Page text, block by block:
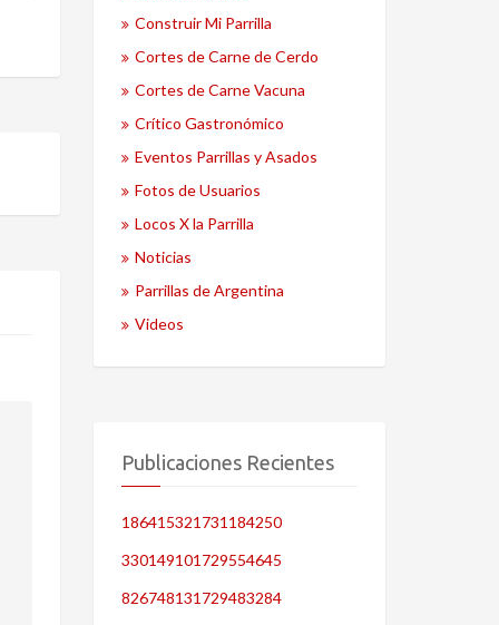
Construir Mi Parrilla
Cortes de Carne de Cerdo
Cortes de Carne Vacuna
Crítico Gastronómico
Eventos Parrillas y Asados
Fotos de Usuarios
Locos X la Parrilla
Noticias
Parrillas de Argentina
Videos
Publicaciones Recientes
186415321731184250
330149101729554645
826748131729483284